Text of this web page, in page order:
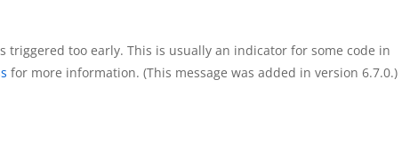
triggered too early. This is usually an indicator for some code in
for more information. (This message was added in version 6.7.0.)